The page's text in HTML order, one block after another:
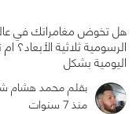
2952
هل تخوض مغامراتك في
الرسومية ثلاثية
اليومية بشكل
بقلم محمد هشام
منذ 7 سنوات